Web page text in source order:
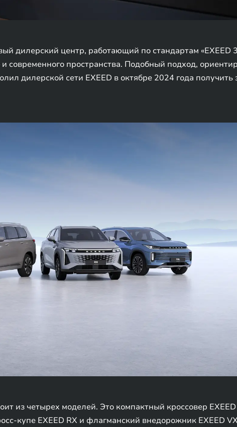
дилерский центр, работающий по стандартам «EXEED
современного пространства. Подобный подход,
дилерской сети EXEED в октябре 2024 года получить
из четырех моделей. Это компактный кроссовер EXEED
купе EXEED RX и флагманский внедорожник EXEED